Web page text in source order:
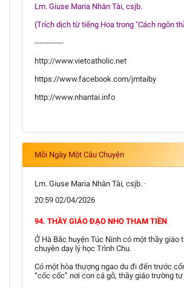
Lm. Giuse Maria Nhân Tài, csjb.
(Trích dịch từ tiếng Hoa trong "Cách ngôn
------------
http://www.vietcatholic.net
https://www.facebook.com/jmtaiby
http://www.nhantai.info
Mỗi Ngày Một Câu Chuyện
Lm. Giuse Maria Nhân Tài, csjb. ·
20:59 02/04/2026
94. THẦY GIÁO ĐẠO NHO THAM TIỀN
Ở Hà Bắc huyện Túc Ninh có một thầy giáo
chuyên dạy lý học Trình Chu.
Có một hòa thượng ngao du đi đến trước
“cốc cốc” nơi con cá gỗ, thầy giáo trường